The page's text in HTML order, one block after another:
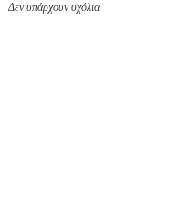
Δεν υπάρχουν σχόλια